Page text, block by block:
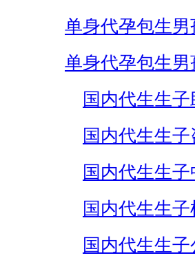
单身代孕包生男
单身代孕包生男
国内代生生子
国内代生生子
国内代生生子
国内代生生子
国内代生生子